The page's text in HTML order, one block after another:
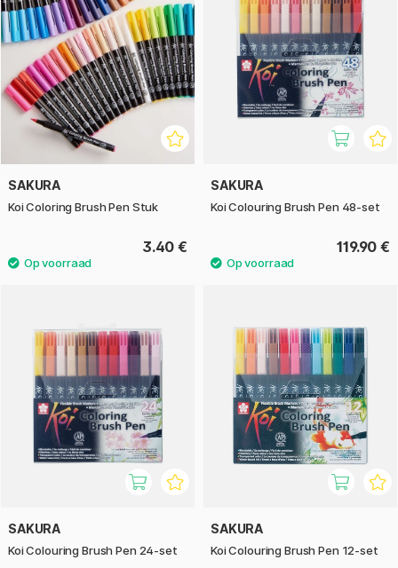
De potloden zijn verkrijgbaar in een breed scala aan heldere,
levendige kleuren en worden zowel afzonderlijk als in
handige sets verkocht - perfect voor degenen die hun eigen
palet willen opbouwen of een complete set klaar willen
hebben voor hun volgende project.
SAKURA
Koi Coloring Brush Pen Stuk
3.40 €
SAKURA
Koi Colouring Brush Pen 48-set
119.90 €
SAKURA
Koi Colouring Brush Pen 24-set
SAKURA
Koi Colouring Brush Pen 12-set